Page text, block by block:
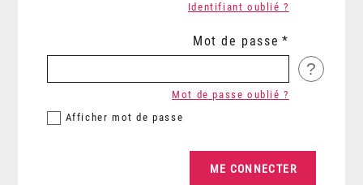
Identifiant oublié ?
Mot de passe
?
Afficher mot de passe
Mot de passe oublié ?